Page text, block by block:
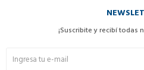
¡Suscribite y recibí todas